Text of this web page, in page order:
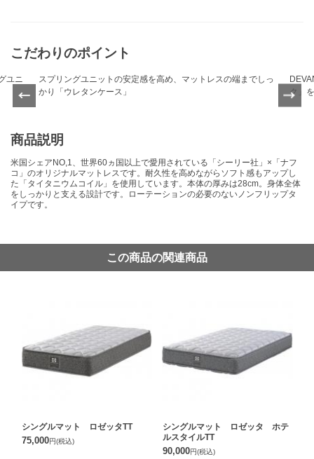
こだわりのポイント
Previ
ous
ユニ
スプリングユニットの安定感を高め、マットレスの端までしっ
かり「ウレタンケース」
ク」
Next
商品説明
米国シェアNO,1、世界60ヵ国以上で愛用されている「シーリー社」×「ナフ
コ」のオリジナルマットレスです。耐久性を高めながらソフト感もアップし
た「タイタニウムコイル」を使用しています。本体の厚みは28cm。身体全体
をしっかりと支える設計です。ローテーションの必要のないノンフリップタ
イプです。
この商品の関連商品
シングルマット ロゼッタTT
75,000円(税込)
シングルマット ロゼッタ ホテ
ルスタイルTT
90,000円(税込)